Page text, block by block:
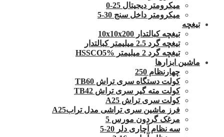
میکرومتر دیجیتال 25-0
میکرومتر داخل سنج 30-5
تیغچه
تیغچه کبالتدار 10x10x200
تیغچه گرد 2.5 میلیمتر کبالتدار
تیغچه گرد 2 میلیمتر HSSCO5%
ماشین ابزارها
چهارنظام 250
کولت دستگاه سری تراش TB60
کولت مته گیر سری تراش TB42
کولت سری تراش A25
فرز ماشین سری تراشی مدل ترابA25
مرغک گردون مورس 5
سه نظام آچاری دلر 20-5